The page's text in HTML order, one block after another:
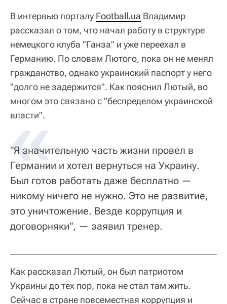
В интервью порталу Football.ua Владимир
рассказал о том, что начал работу в структуре
немецкого клуба "Ганза" и уже переехал в
Германию. По словам Лютого, пока он не менял
гражданство, однако украинский паспорт у него
"долго не задержится". Как пояснил Лютый, во
многом это связано с "беспределом украинской
власти".
"Я значительную часть жизни провел в
Германии и хотел вернуться на Украину.
Был готов работать даже бесплатно —
никому ничего не нужно. Это не развитие,
это уничтожение. Везде коррупция и
договорняки", — заявил тренер.
Как рассказал Лютый, он был патриотом
Украины до тех пор, пока не стал там жить.
Сейчас в стране повсеместная коррупция и